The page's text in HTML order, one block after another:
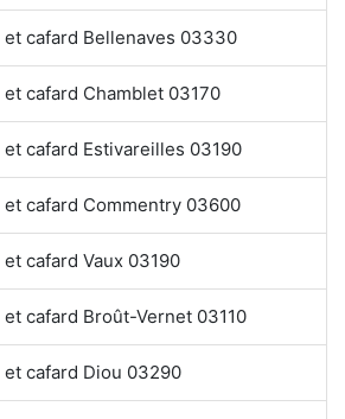
cafard Bellenaves 03330
cafard Chamblet 03170
cafard Estivareilles 03190
cafard Commentry 03600
cafard Vaux 03190
cafard Broût-Vernet 03110
cafard Diou 03290